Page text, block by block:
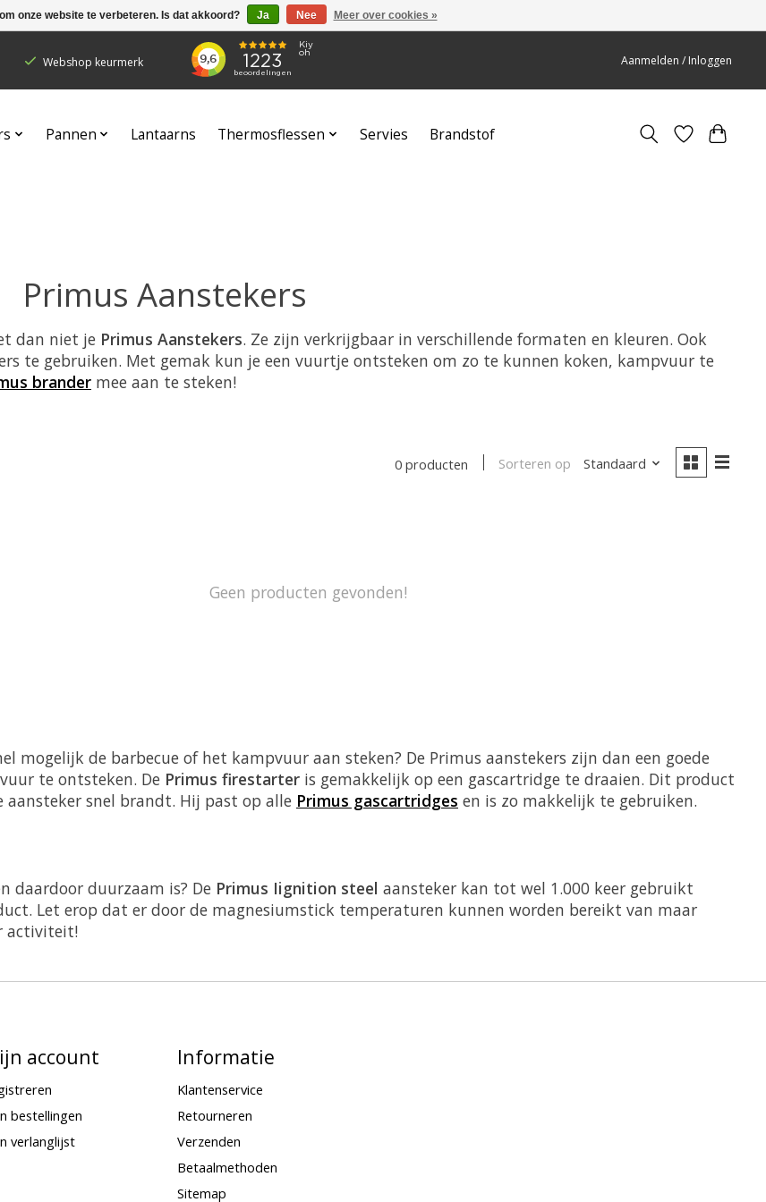
Webshop keurmerk Aanmelden / Inloggen
Pannen Lantaarns Thermosflessen Servies Brandstof
Primus Aanstekers
dan niet je Primus Aanstekers. Ze zijn verkrijgbaar in verschillende formaten en kleuren. Ook
te gebruiken. Met gemak kun je een vuurtje ontsteken om zo te kunnen koken, kampvuur te
brander mee aan te steken!
0 producten Sorteren op Standaard
Geen producten gevonden!
mogelijk de barbecue of het kampvuur aan steken? De Primus aanstekers zijn dan een goede
te ontsteken. De Primus firestarter is gemakkelijk op een gascartridge te draaien. Dit product
aansteker snel brandt. Hij past op alle Primus gascartridges en is zo makkelijk te gebruiken.
daardoor duurzaam is? De Primus Iignition steel aansteker kan tot wel 1.000 keer gebruikt
Let erop dat er door de magnesiumstick temperaturen kunnen worden bereikt van maar
activiteit!
account
bestellingen
verlanglijst
Informatie
Klantenservice
Retourneren
Verzenden
Betaalmethoden
Sitemap
onze website te verbeteren. Is dat akkoord? Ja Nee Meer over cookies »